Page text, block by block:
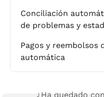
Conciliación
de problemas y
Pagos y reembolsos
automática
¿Ha quedado